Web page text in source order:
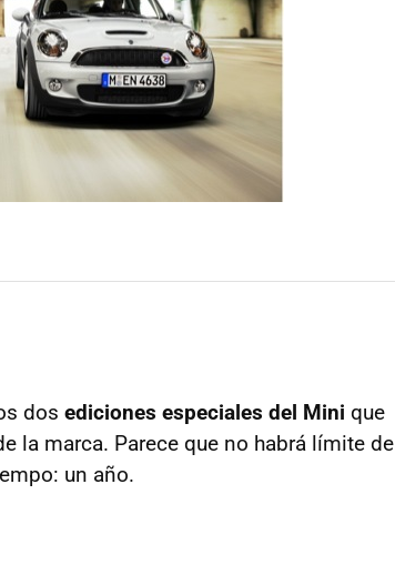
dos ediciones especiales del Mini que
la marca. Parece que no habrá límite de
un año.